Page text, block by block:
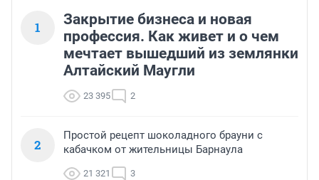
1
Закрытие бизнеса и новая
профессия. Как живет и о чем
мечтает вышедший из землянки
Алтайский Маугли
23 395 2
2
Простой рецепт шоколадного брауни с
кабачком от жительницы Барнаула
21 321 3